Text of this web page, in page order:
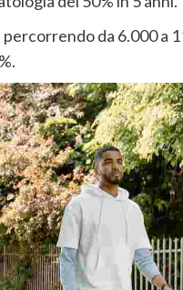
da 6.000 a